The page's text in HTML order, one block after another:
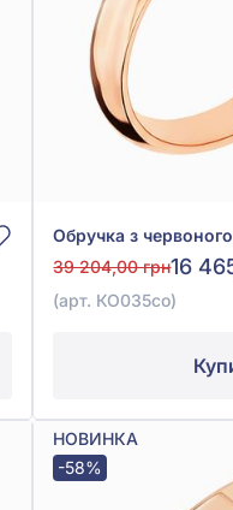
39 204,00 грн16
(арт. КО035со)
НОВИНКА
-58%